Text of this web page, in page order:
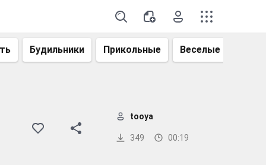
Будильники Прикольные Веселые
349 00:19
tooya